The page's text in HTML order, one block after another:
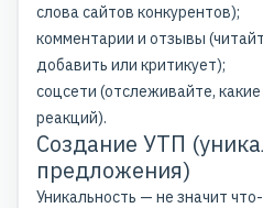
слова сайтов конкурентов);
комментарии и отзывы
добавить или критикует);
соцсети (отслеживайте,
реакций).
Создание УТП
предложения)
Уникальность — не значит